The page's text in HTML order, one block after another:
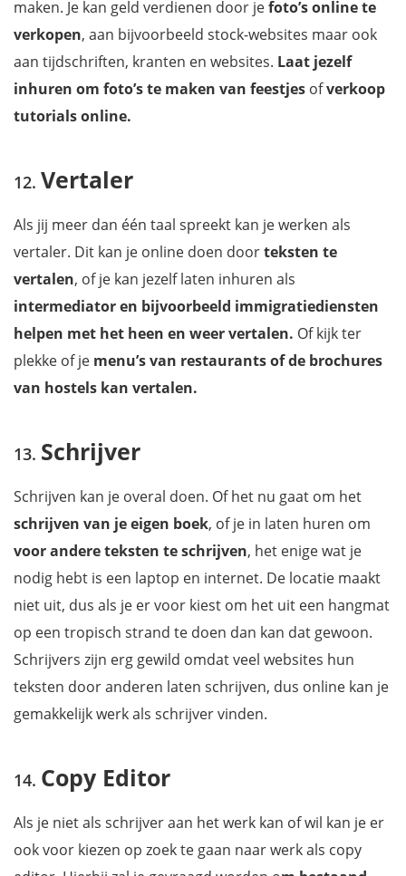
maken. Je kan geld verdienen door jefoto’s online te
verkopen, aan bijvoorbeeld stock-websites maar ook
aan tijdschriften, kranten en websites. Laat jezelf
inhuren om foto’s te maken van feestjes ofverkoop
tutorials online.
Vertaler
Als jij meer dan één taal spreekt kan je werken als
vertaler. Dit kan je online doen doorteksten te
vertalen, of je kan jezelf laten inhuren als
intermediator en bijvoorbeeld immigratiediensten
helpen met het heen en weer vertalen. Of kijk ter
plekke of je menu’s van restaurants of de brochures
van hostels kan vertalen.
Schrijver
Schrijven kan je overal doen. Of het nu gaat om het
schrijven van je eigen boek, of je in laten huren om
voor andere teksten te schrijven, het enige wat je
nodig hebt is een laptop en internet. De locatie maakt
niet uit, dus als je er voor kiest om het uit een hangmat
op een tropisch strand te doen dan kan dat gewoon.
Schrijvers zijn erg gewild omdat veel websites hun
teksten door anderen laten schrijven, dus online kan je
gemakkelijk werk als schrijver vinden.
Copy Editor
Als je niet als schrijver aan het werk kan of wil kan je er
ook voor kiezen op zoek te gaan naar werk als copy